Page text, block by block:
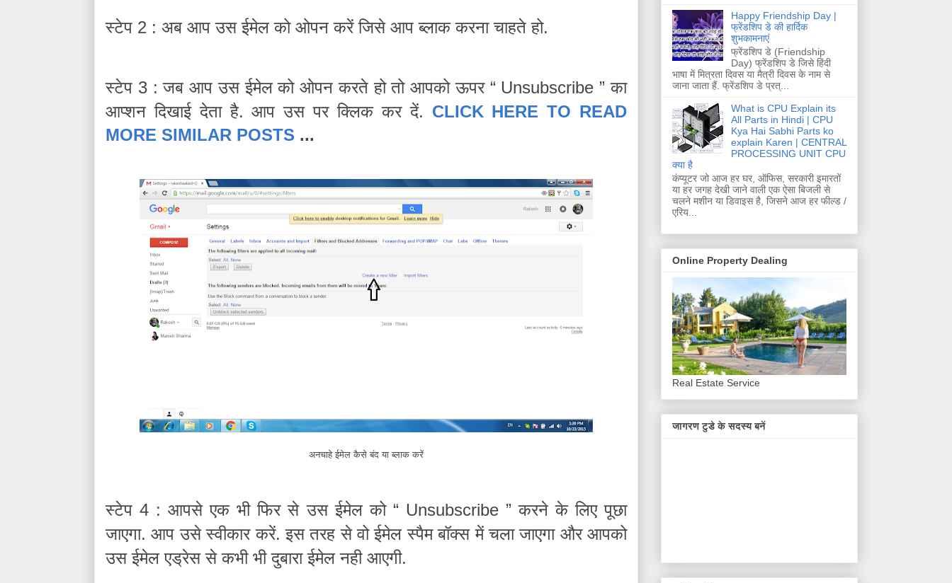
स्टेप 2 : अब आप उस ईमेल को ओपन करें जिसे आप ब्लाक करना चाहते हो.
स्टेप 3 :जब आप उस ईमेल को ओपन करते हो तो आपको ऊपर“ Unsubscribe ”का
आप्शन दिखाई देता है.आप उस पर क्लिक कर दें. CLICK HERE TO READ
MORE SIMILAR POSTS ...
अनचाहे ईमेल कैसे बंद या ब्लाक करें
स्टेप 4 :आपसे एक भी फिर से उस ईमेल को“ Unsubscribe ”करने के लिए पूछा
जाएगा.आप उसे स्वीकार करें.इस तरह से वो ईमेल स्पैम बॉक्स में चला जाएगा और आपको
उस ईमेल एड्रेस से कभी भी दुबारा ईमेल नही आएगी.
Happy Friendship Day |
फ्रेंडशिप डे की हार्दिक
शुभकामनाएं
फ्रेंडशिप डे (Friendship
Day) फ्रेंडशिप डे जिसे हिंदी
भाषा में मित्रता दिवस या मैत्री दिवस के नाम से
जाना जाता हैं. फ्रेंडशिप डे प्रत्...
What is CPU Explain its
All Parts in Hindi | CPU
Kya Hai Sabhi Parts ko
explain Karen | CENTRAL
PROCESSING UNIT CPU
क्या है
कंप्यूटर जो आज हर घर, ऑफिस, सरकारी इमारतों
या हर जगह देखी जाने वाली एक ऐसा बिजली से
चलने मशीन या डिवाइस है, जिसने आज हर फील्ड /
एरिय...
Online Property Dealing
Real Estate Service
जागरण टुडे के सदस्य बनें